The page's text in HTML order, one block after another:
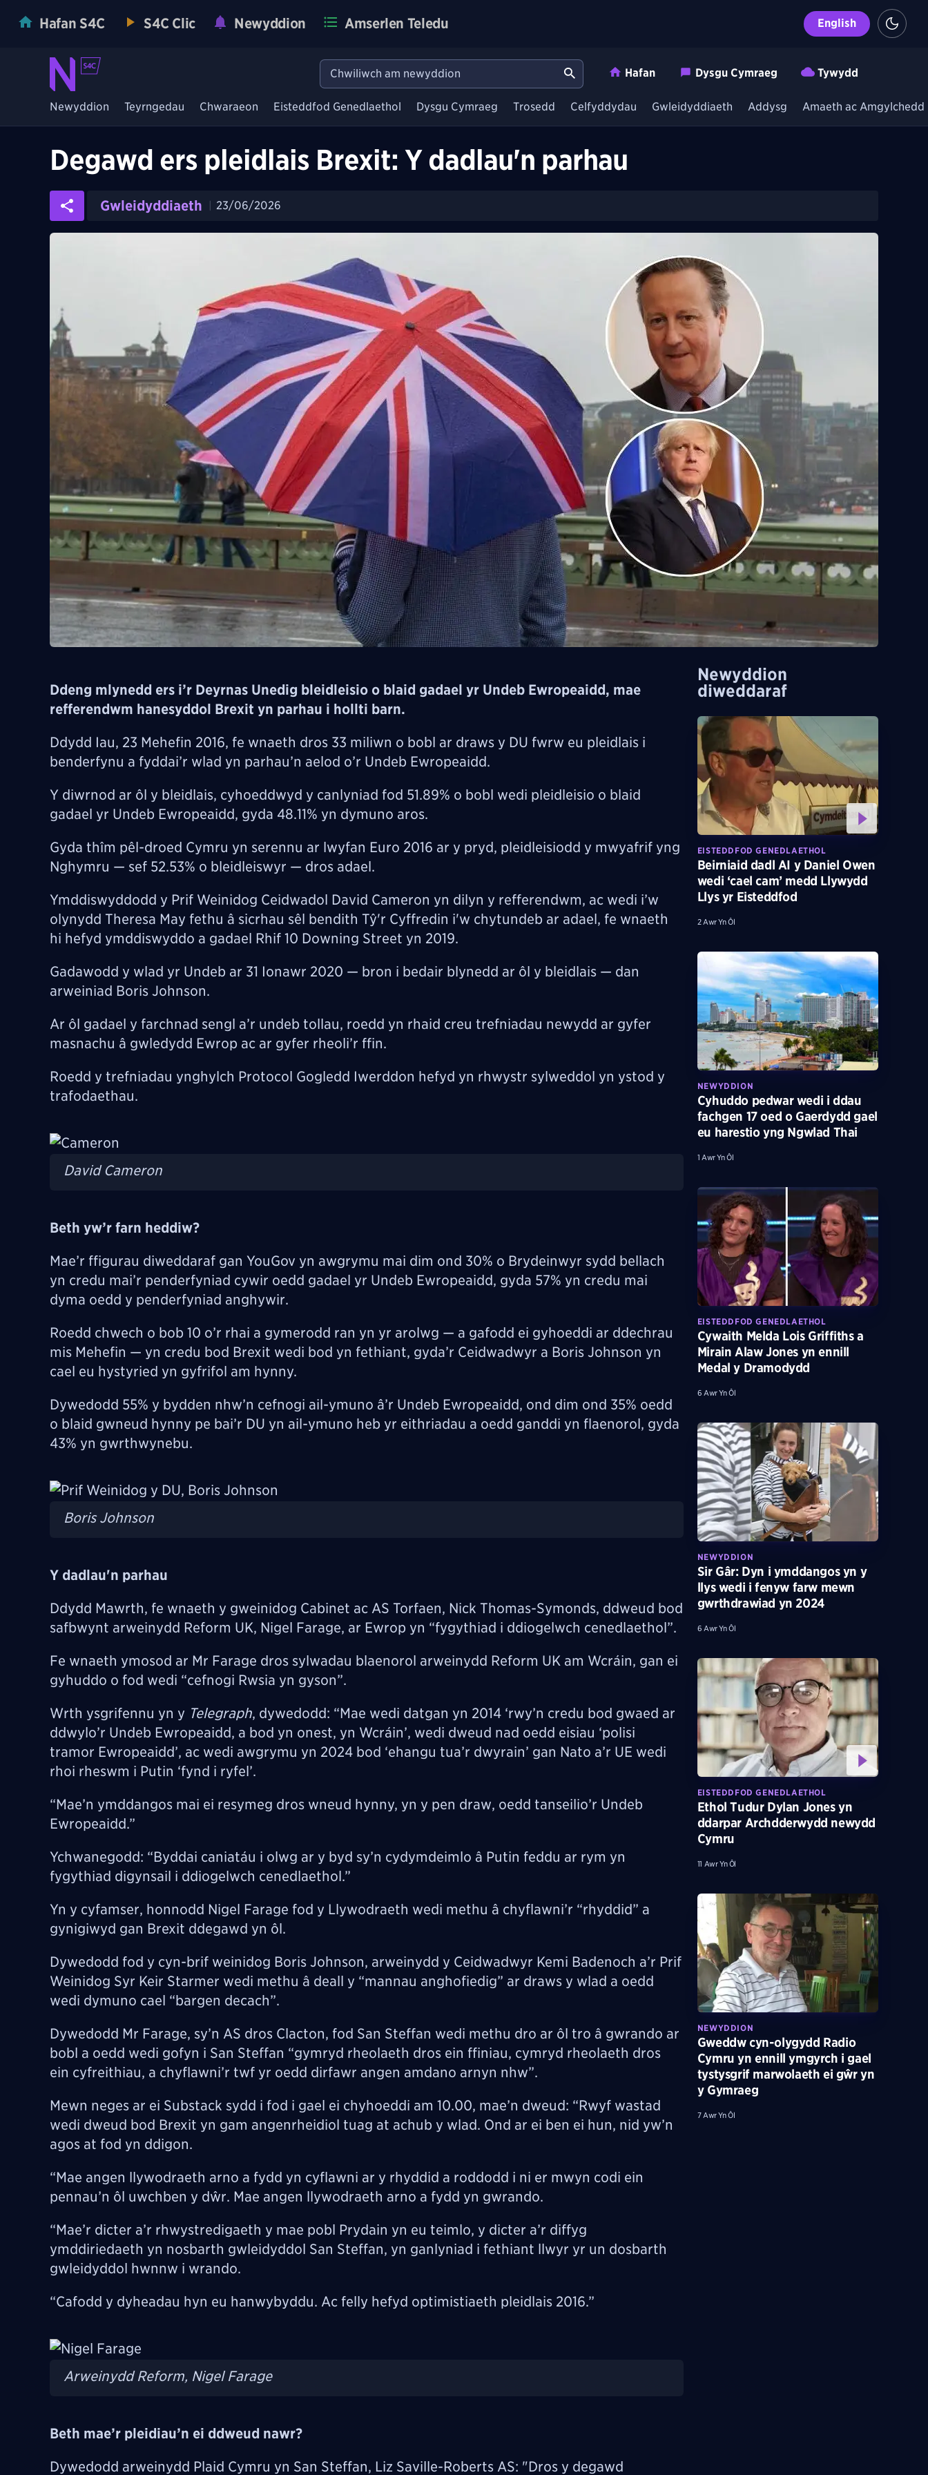
Hafan S4C S4C Clic Newyddion Amserlen Teledu English
Hafan Dysgu Cymraeg Tywydd
Newyddion Teyrngedau Chwaraeon Eisteddfod Genedlaethol Dysgu Cymraeg Trosedd Celfyddydau Gwleidyddiaeth Addysg Amaeth ac Amgylchedd
Degawd ers pleidlais Brexit: Y dadlau'n parhau
Gwleidyddiaeth 23/06/2026
Ddeng mlynedd ers i’r Deyrnas Unedig bleidleisio o blaid gadael yr Undeb Ewropeaidd, mae
refferendwm hanesyddol Brexit yn parhau i hollti barn.
Ddydd Iau, 23 Mehefin 2016, fe wnaeth dros 33 miliwn o bobl ar draws y DU fwrw eu pleidlais i
benderfynu a fyddai’r wlad yn parhau’n aelod o’r Undeb Ewropeaidd.
Y diwrnod ar ôl y bleidlais, cyhoeddwyd y canlyniad fod 51.89% o bobl wedi pleidleisio o blaid
gadael yr Undeb Ewropeaidd, gyda 48.11% yn dymuno aros.
Gyda thîm pêl-droed Cymru yn serennu ar lwyfan Euro 2016 ar y pryd, pleidleisiodd y mwyafrif yng
Nghymru — sef 52.53% o bleidleiswyr — dros adael.
Ymddiswyddodd y Prif Weinidog Ceidwadol David Cameron yn dilyn y refferendwm, ac wedi i’w
olynydd Theresa May fethu â sicrhau sêl bendith Tŷ'r Cyffredin i'w chytundeb ar adael, fe wnaeth
hi hefyd ymddiswyddo a gadael Rhif 10 Downing Street yn 2019.
Gadawodd y wlad yr Undeb ar 31 Ionawr 2020 — bron i bedair blynedd ar ôl y bleidlais — dan
arweiniad Boris Johnson.
Ar ôl gadael y farchnad sengl a’r undeb tollau, roedd yn rhaid creu trefniadau newydd ar gyfer
masnachu â gwledydd Ewrop ac ar gyfer rheoli’r ffin.
Roedd y trefniadau ynghylch Protocol Gogledd Iwerddon hefyd yn rhwystr sylweddol yn ystod y
trafodaethau.
Image
David Cameron
Beth yw’r farn heddiw?
Mae’r ffigurau diweddaraf gan YouGov yn awgrymu mai dim ond 30% o Brydeinwyr sydd bellach
yn credu mai’r penderfyniad cywir oedd gadael yr Undeb Ewropeaidd, gyda 57% yn credu mai
dyma oedd y penderfyniad anghywir.
Roedd chwech o bob 10 o’r rhai a gymerodd ran yn yr arolwg — a gafodd ei gyhoeddi ar ddechrau
mis Mehefin — yn credu bod Brexit wedi bod yn fethiant, gyda’r Ceidwadwyr a Boris Johnson yn
cael eu hystyried yn gyfrifol am hynny.
Dywedodd 55% y bydden nhw’n cefnogi ail-ymuno â’r Undeb Ewropeaidd, ond dim ond 35% oedd
o blaid gwneud hynny pe bai’r DU yn ail-ymuno heb yr eithriadau a oedd ganddi yn flaenorol, gyda
43% yn gwrthwynebu.
Image
Boris Johnson
Y dadlau'n parhau
Ddydd Mawrth, fe wnaeth y gweinidog Cabinet ac AS Torfaen, Nick Thomas-Symonds, ddweud bod
safbwynt arweinydd Reform UK, Nigel Farage, ar Ewrop yn “fygythiad i ddiogelwch cenedlaethol”.
Fe wnaeth ymosod ar Mr Farage dros sylwadau blaenorol arweinydd Reform UK am Wcráin, gan ei
gyhuddo o fod wedi “cefnogi Rwsia yn gyson”.
Wrth ysgrifennu yn y Telegraph, dywedodd: “Mae wedi datgan yn 2014 ‘rwy’n credu bod gwaed ar
ddwylo’r Undeb Ewropeaidd, a bod yn onest, yn Wcráin’, wedi dweud nad oedd eisiau ‘polisi
tramor Ewropeaidd’, ac wedi awgrymu yn 2024 bod ‘ehangu tua’r dwyrain’ gan Nato a’r UE wedi
rhoi rheswm i Putin ‘fynd i ryfel’.
“Mae’n ymddangos mai ei resymeg dros wneud hynny, yn y pen draw, oedd tanseilio’r Undeb
Ewropeaidd.”
Ychwanegodd: “Byddai caniatáu i olwg ar y byd sy’n cydymdeimlo â Putin feddu ar rym yn
fygythiad digynsail i ddiogelwch cenedlaethol.”
Yn y cyfamser, honnodd Nigel Farage fod y Llywodraeth wedi methu â chyflawni’r “rhyddid” a
gynigiwyd gan Brexit ddegawd yn ôl.
Dywedodd fod y cyn-brif weinidog Boris Johnson, arweinydd y Ceidwadwyr Kemi Badenoch a’r Prif
Weinidog Syr Keir Starmer wedi methu â deall y “mannau anghofiedig” ar draws y wlad a oedd
wedi dymuno cael “bargen decach”.
Dywedodd Mr Farage, sy’n AS dros Clacton, fod San Steffan wedi methu dro ar ôl tro â gwrando ar
bobl a oedd wedi gofyn i San Steffan “gymryd rheolaeth dros ein ffiniau, cymryd rheolaeth dros
ein cyfreithiau, a chyflawni’r twf yr oedd dirfawr angen amdano arnyn nhw”.
Mewn neges ar ei Substack sydd i fod i gael ei chyhoeddi am 10.00, mae’n dweud: “Rwyf wastad
wedi dweud bod Brexit yn gam angenrheidiol tuag at achub y wlad. Ond ar ei ben ei hun, nid yw’n
agos at fod yn ddigon.
“Mae angen llywodraeth arno a fydd yn cyflawni ar y rhyddid a roddodd i ni er mwyn codi ein
pennau’n ôl uwchben y dŵr. Mae angen llywodraeth arno a fydd yn gwrando.
“Mae’r dicter a’r rhwystredigaeth y mae pobl Prydain yn eu teimlo, y dicter a’r diffyg
ymddiriedaeth yn nosbarth gwleidyddol San Steffan, yn ganlyniad i fethiant llwyr yr un dosbarth
gwleidyddol hwnnw i wrando.
“Cafodd y dyheadau hyn eu hanwybyddu. Ac felly hefyd optimistiaeth pleidlais 2016.”
Image
Arweinydd Reform, Nigel Farage
Beth mae’r pleidiau’n ei ddweud nawr?
Dywedodd arweinydd Plaid Cymru yn San Steffan, Liz Saville-Roberts AS: "Dros y degawd
Newyddion
diweddaraf
EISTEDDFOD GENEDLAETHOL
Beirniaid dadl AI y Daniel Owen
wedi ‘cael cam’ medd Llywydd
Llys yr Eisteddfod
2 Awr Yn Ôl
NEWYDDION
Cyhuddo pedwar wedi i ddau
fachgen 17 oed o Gaerdydd gael
eu harestio yng Ngwlad Thai
1 Awr Yn Ôl
EISTEDDFOD GENEDLAETHOL
Cywaith Melda Lois Griffiths a
Mirain Alaw Jones yn ennill
Medal y Dramodydd
6 Awr Yn Ôl
NEWYDDION
Sir Gâr: Dyn i ymddangos yn y
llys wedi i fenyw farw mewn
gwrthdrawiad yn 2024
6 Awr Yn Ôl
EISTEDDFOD GENEDLAETHOL
Ethol Tudur Dylan Jones yn
ddarpar Archdderwydd newydd
Cymru
11 Awr Yn Ôl
NEWYDDION
Gweddw cyn-olygydd Radio
Cymru yn ennill ymgyrch i gael
tystysgrif marwolaeth ei gŵr yn
y Gymraeg
7 Awr Yn Ôl